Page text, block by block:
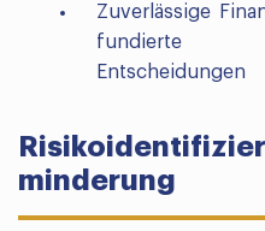
Zuverlässige
fundierte
Entscheidungen
minderung